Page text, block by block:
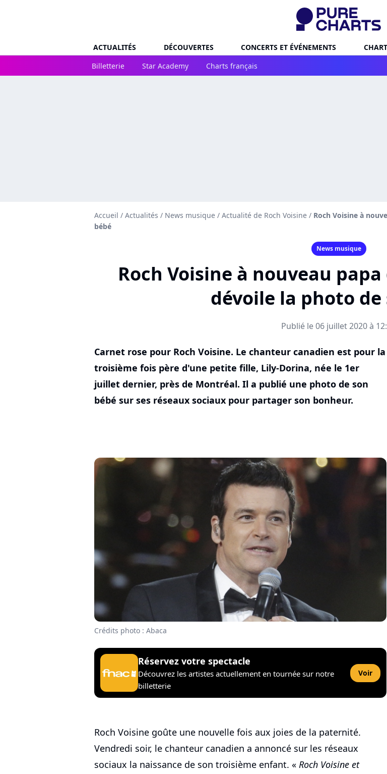
ACTUALITÉS DÉCOUVERTES CONCERTS ET ÉVÉNEMENTS
Billetterie
Star Academy Charts français
Accueil / Actualités / News musique / Actualité de Roch Voisine / Roch Voisine à
bébé
News musique
Roch Voisine à nouveau
dévoile la photo de
Publié le 06 juillet 2020 à
Carnet rose pour Roch Voisine. Le chanteur canadien est pour la
troisième fois père d'une petite fille, Lily-Dorina, née le 1er
juillet dernier, près de Montréal. Il a publié une photo de son
bébé sur ses réseaux sociaux pour partager son bonheur.
Crédits photo : Abaca
Réservez votre spectacle
Découvrez les artistes actuellement en tournée sur notre
billetterie
Voir
Roch Voisine goûte une nouvelle fois aux joies de la paternité.
Vendredi soir, le chanteur canadien a annoncé sur les réseaux
sociaux la naissance de son troisième enfant. « Roch Voisine et